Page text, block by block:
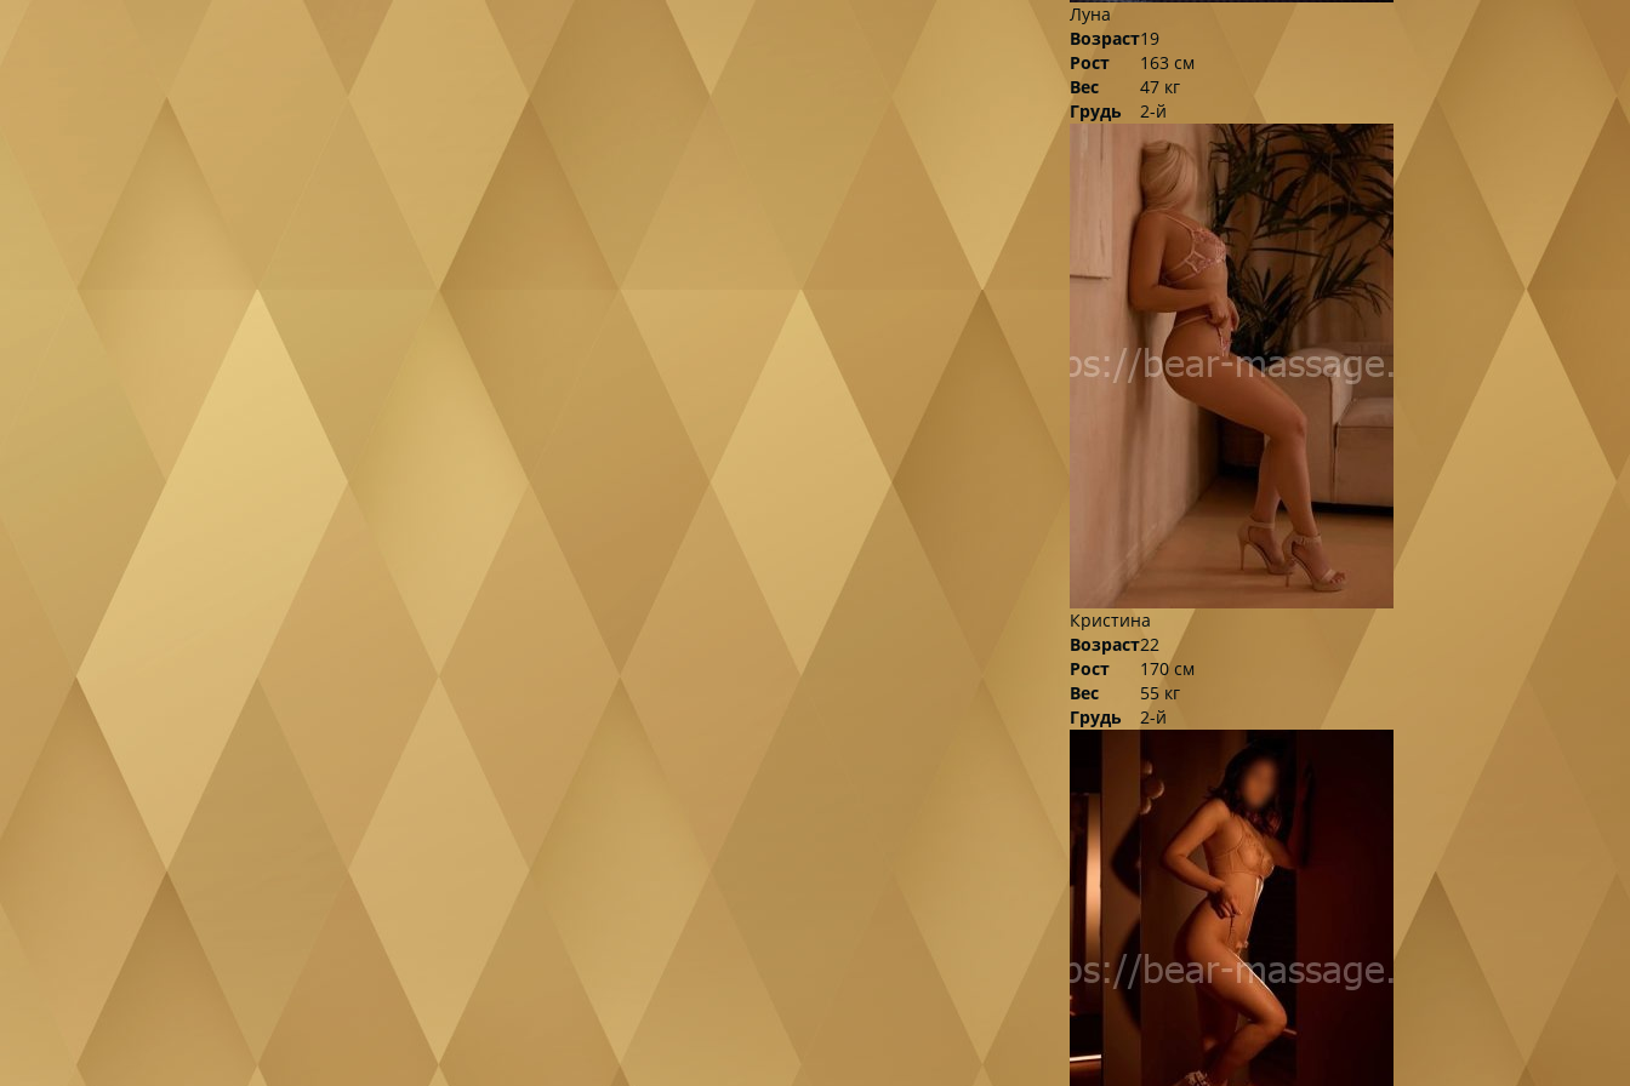
Луна
Возраст19
Рост
163 см
Вес
47 кг
Грудь
2-й
Кристина
Возраст22
Рост
170 см
Вес
55 кг
Грудь
2-й